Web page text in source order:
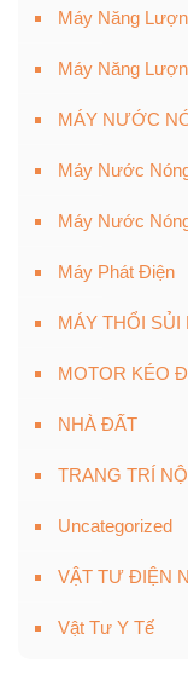
Máy Năng
Máy Năng
MÁY NƯỚC
Máy Nước
Máy Nước
Máy Phát Điện
MÁY THỔI SỦI
MOTOR KÉO
NHÀ ĐẤT
TRANG TRÍ
Uncategorized
VẬT TƯ ĐIỆN
Vật Tư Y Tế